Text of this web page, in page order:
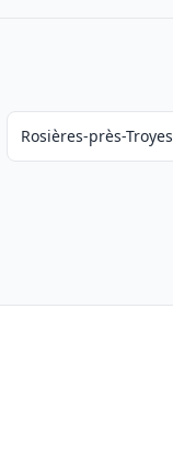
Rosières-près-Troyes